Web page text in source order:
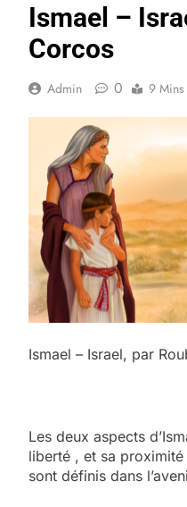
Ismael –
Corcos
Admin 0 9 Mins
Ismael – Israel, par
Les deux aspects
liberté , et sa
sont définis dans